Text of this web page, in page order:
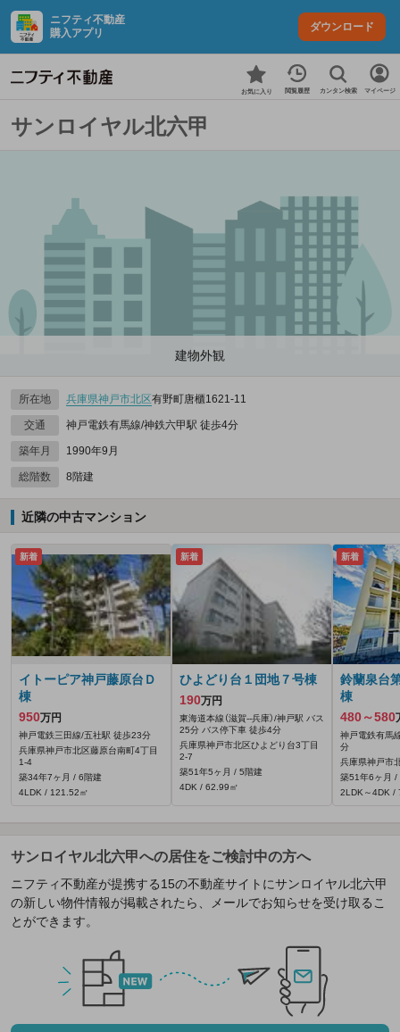
ニフティ不動産
購入アプリ
ダウンロード
お気に入り 閲覧履歴 カンタン検索 マイページ
サンロイヤル北六甲
建物外観
所在地 兵庫県神戸市北区有野町唐櫃1621‐11
交通 神戸電鉄有馬線/神鉄六甲駅 徒歩4分
築年月 1990年9月
総階数 8階建
近隣の中古マンション
新着
イトーピア神戸藤原台Ｄ
棟
950万円
神戸電鉄三田線/五社駅 徒歩23分
兵庫県神戸市北区藤原台南町4丁目
1-4
築34年7ヶ月 / 6階建
4LDK / 121.52㎡
新着
ひよどり台１団地７号棟
190万円
東海道本線（滋賀--兵庫）/神戸駅 バス
25分 バス停下車 徒歩4分
兵庫県神戸市北区ひよどり台3丁目
2-7
築51年5ヶ月 / 5階建
4DK / 62.99㎡
新着
鈴蘭泉台
棟
480～580
神戸電鉄有馬
分
兵庫県神戸市
築51年6ヶ月 /
2LDK～4DK /
サンロイヤル北六甲への居住をご検討中の方へ
ニフティ不動産が提携する15の不動産サイトにサンロイヤル北六甲
の新しい物件情報が掲載されたら、メールでお知らせを受け取るこ
とができます。